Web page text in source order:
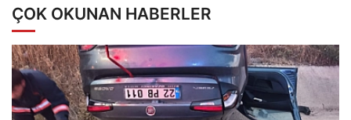
ÇOK OKUNAN HABERLER